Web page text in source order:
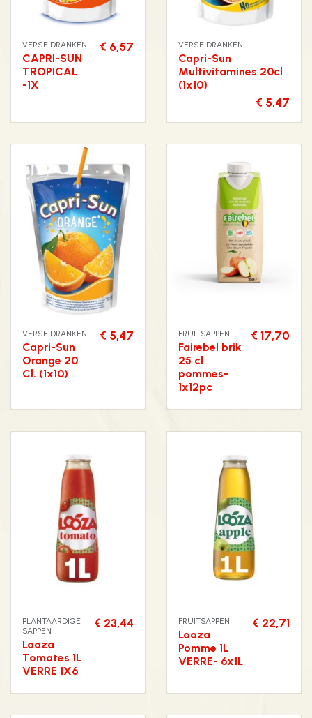
VERSE DRANKEN
CAPRI-SUN
TROPICAL
-1X
€ 6,57 VERSE DRANKEN
Capri-Sun
Multivitamines 20cl
(1x10)
€ 5,47
VERSE DRANKEN
Capri-Sun
Orange 20
Cl. (1x10)
€ 5,47 FRUITSAPPEN
Fairebel brik
25 cl
pommes-
1x12pc
€ 17,70
PLANTAARDIGE
SAPPEN
Looza
Tomates 1L
VERRE 1X6
€ 23,44 FRUITSAPPEN
Looza
Pomme 1L
VERRE- 6x1L
€ 22,71